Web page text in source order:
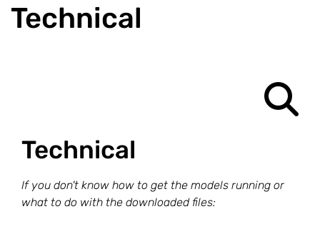
Technical
​Technical
If you don't know how to get the models running or
what to do with the downloaded files: